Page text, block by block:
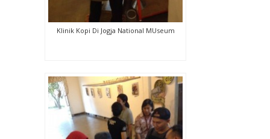
Klinik Kopi Di Jogja National MUseum